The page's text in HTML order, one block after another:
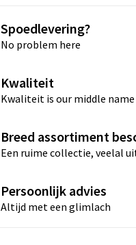
Spoedlevering?
No problem here
Kwaliteit
Kwaliteit is our middle name
Breed assortiment
Een ruime collectie, veelal
Persoonlijk advies
Altijd met een glimlach